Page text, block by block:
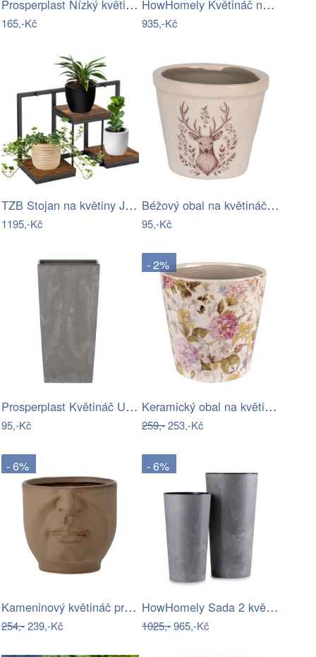
Prosperplast Nízký květináč Classic…
165,-Kč
HowHomely Květináč na stojanu HUGO 75…
935,-Kč
TZB Stojan na květiny JOSE RUSTIC černý…
1195,-Kč
Béžový obal na květináč s jelenem…
95,-Kč
Prosperplast Květináč Urbi Special šedý…
95,-Kč
- 2%
Keramický obal na květináč s květy…
259,-253,-Kč
- 6%
Kameninový květináč průměr 10,5 cm…
254,-239,-Kč
- 6%
HowHomely Sada 2 květináčů URBANIKA…
1025,-965,-Kč